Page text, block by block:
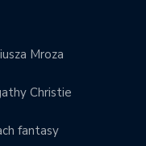
Mroza
Christie
fantasy